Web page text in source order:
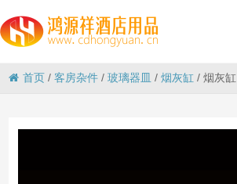
首页 /客房杂件 /玻璃器皿 /烟灰缸 /烟灰缸